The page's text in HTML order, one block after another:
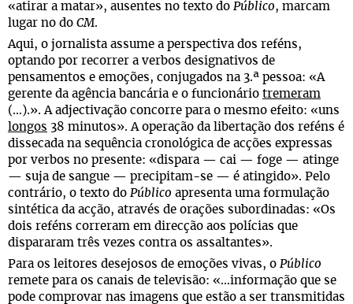
«atirar a matar», ausentes no texto do Público, marcam
lugar no do CM.
Aqui, o jornalista assume a perspectiva dos reféns,
optando por recorrer a verbos designativos de
pensamentos e emoções, conjugados na 3.ª pessoa: «A
gerente da agência bancária e o funcionário tremeram
(…).». A adjectivação concorre para o mesmo efeito: «uns
longos 38 minutos». A operação da libertação dos reféns é
dissecada na sequência cronológica de acções expressas
por verbos no presente: «dispara — cai — foge — atinge
— suja de sangue — precipitam-se — é atingido». Pelo
contrário, o texto do Público apresenta uma formulação
sintética da acção, através de orações subordinadas: «Os
dois reféns correram em direcção aos polícias que
dispararam três vezes contra os assaltantes».
Para os leitores desejosos de emoções vivas, o Público
remete para os canais de televisão: «…informação que se
pode comprovar nas imagens que estão a ser transmitidas